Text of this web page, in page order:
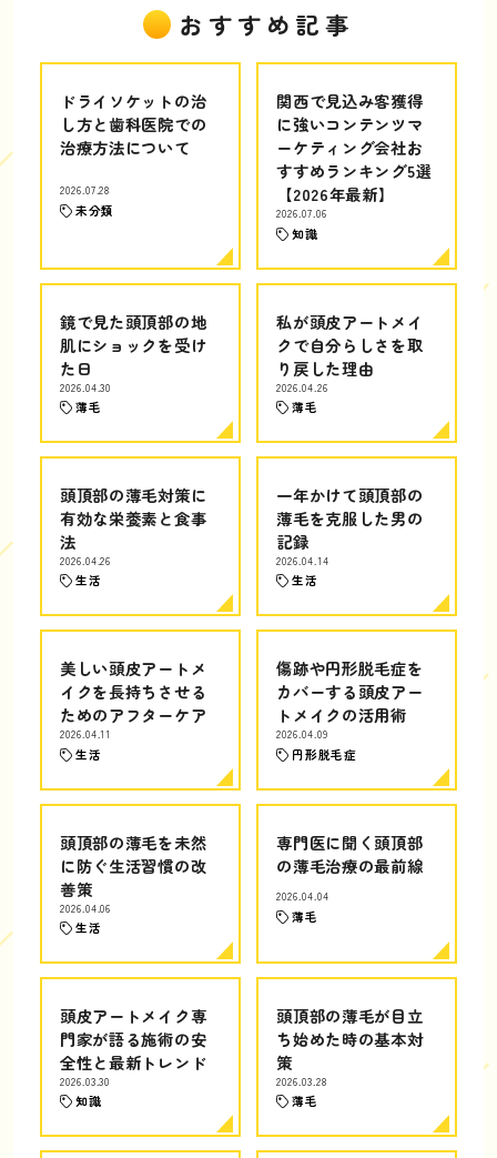
おすすめ記事
ドライソケットの治
し方と歯科医院での
治療方法について
2026.07.28
未分類
関西で見込み客獲得
に強いコンテンツマ
ーケティング会社お
すすめランキング5選
【2026年最新】
2026.07.06
知識
鏡で見た頭頂部の地
肌にショックを受け
た日
2026.04.30
薄毛
私が頭皮アートメイ
クで自分らしさを取
り戻した理由
2026.04.26
薄毛
頭頂部の薄毛対策に
有効な栄養素と食事
法
2026.04.26
生活
一年かけて頭頂部の
薄毛を克服した男の
記録
2026.04.14
生活
美しい頭皮アートメ
イクを長持ちさせる
ためのアフターケア
2026.04.11
生活
傷跡や円形脱毛症を
カバーする頭皮アー
トメイクの活用術
2026.04.09
円形脱毛症
頭頂部の薄毛を未然
に防ぐ生活習慣の改
善策
2026.04.06
生活
専門医に聞く頭頂部
の薄毛治療の最前線
2026.04.04
薄毛
頭皮アートメイク専
門家が語る施術の安
全性と最新トレンド
2026.03.30
知識
頭頂部の薄毛が目立
ち始めた時の基本対
策
2026.03.28
薄毛